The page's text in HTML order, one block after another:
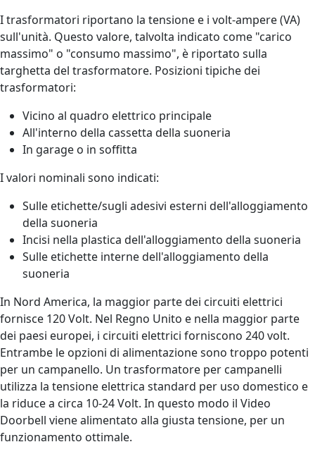
I trasformatori riportano la tensione e i volt-ampere (VA)
sull'unità. Questo valore, talvolta indicato come "carico
massimo" o "consumo massimo", è riportato sulla
targhetta del trasformatore. Posizioni tipiche dei
trasformatori:
Vicino al quadro elettrico principale
All'interno della cassetta della suoneria
In garage o in soffitta
I valori nominali sono indicati:
Sulle etichette/sugli adesivi esterni dell'alloggiamento
della suoneria
Incisi nella plastica dell'alloggiamento della suoneria
Sulle etichette interne dell'alloggiamento della
suoneria
In Nord America, la maggior parte dei circuiti elettrici
fornisce 120 Volt. Nel Regno Unito e nella maggior parte
dei paesi europei, i circuiti elettrici forniscono 240 volt.
Entrambe le opzioni di alimentazione sono troppo potenti
per un campanello. Un trasformatore per campanelli
utilizza la tensione elettrica standard per uso domestico e
la riduce a circa 10-24 Volt. In questo modo il Video
Doorbell viene alimentato alla giusta tensione, per un
funzionamento ottimale.